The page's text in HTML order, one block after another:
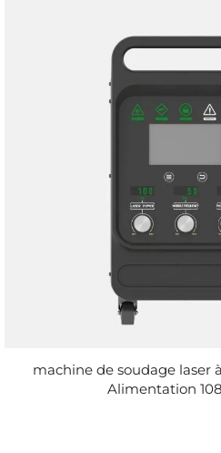
machine de soudage laser
Alimentation